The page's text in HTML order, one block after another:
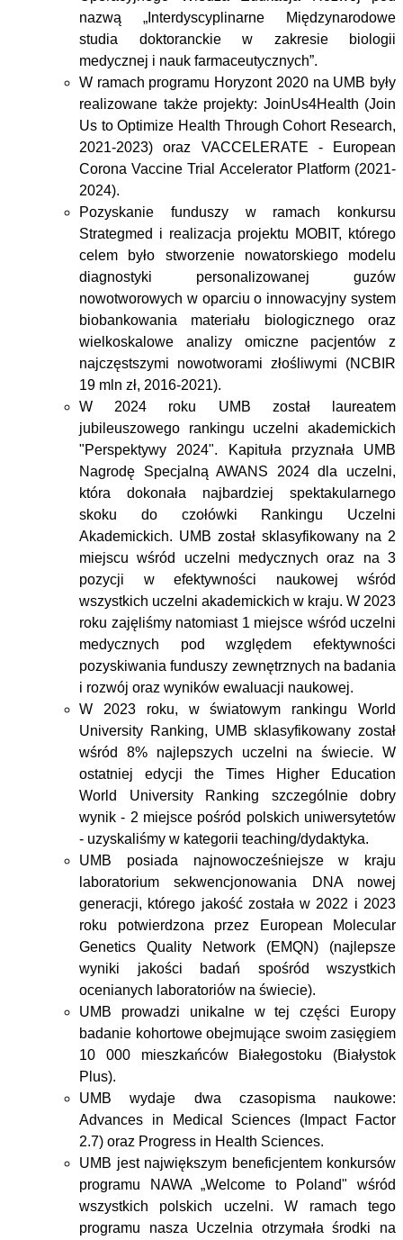
nazwą „Interdyscyplinarne Międzynarodowe
studia doktoranckie w zakresie biologii
medycznej i nauk farmaceutycznych”.
W ramach programu Horyzont 2020 na UMB były
realizowane także projekty: JoinUs4Health (Join
Us to Optimize Health Through Cohort Research,
2021-2023) oraz VACCELERATE - European
Corona Vaccine Trial Accelerator Platform (2021-
2024).
Pozyskanie funduszy w ramach konkursu
Strategmed i realizacja projektu MOBIT, którego
celem było stworzenie nowatorskiego modelu
diagnostyki personalizowanej guzów
nowotworowych w oparciu o innowacyjny system
biobankowania materiału biologicznego oraz
wielkoskalowe analizy omiczne pacjentów z
najczęstszymi nowotworami złośliwymi (NCBIR
19 mln zł, 2016-2021).
W 2024 roku UMB został laureatem
jubileuszowego rankingu uczelni akademickich
"Perspektywy 2024". Kapituła przyznała UMB
Nagrodę Specjalną AWANS 2024 dla uczelni,
która dokonała najbardziej spektakularnego
skoku do czołówki Rankingu Uczelni
Akademickich. UMB został sklasyfikowany na 2
miejscu wśród uczelni medycznych oraz na 3
pozycji w efektywności naukowej wśród
wszystkich uczelni akademickich w kraju. W 2023
roku zajęliśmy natomiast 1 miejsce wśród uczelni
medycznych pod względem efektywności
pozyskiwania funduszy zewnętrznych na badania
i rozwój oraz wyników ewaluacji naukowej.
W 2023 roku, w światowym rankingu World
University Ranking, UMB sklasyfikowany został
wśród 8% najlepszych uczelni na świecie. W
ostatniej edycji the Times Higher Education
World University Ranking szczególnie dobry
wynik - 2 miejsce pośród polskich uniwersytetów
- uzyskaliśmy w kategorii teaching/dydaktyka.
UMB posiada najnowocześniejsze w kraju
laboratorium sekwencjonowania DNA nowej
generacji, którego jakość została w 2022 i 2023
roku potwierdzona przez European Molecular
Genetics Quality Network (EMQN) (najlepsze
wyniki jakości badań spośród wszystkich
ocenianych laboratoriów na świecie).
UMB prowadzi unikalne w tej części Europy
badanie kohortowe obejmujące swoim zasięgiem
10 000 mieszkańców Białegostoku (Białystok
Plus).
UMB wydaje dwa czasopisma naukowe:
Advances in Medical Sciences (Impact Factor
2.7) oraz Progress in Health Sciences.
UMB jest największym beneficjentem konkursów
programu NAWA „Welcome to Poland" wśród
wszystkich polskich uczelni. W ramach tego
programu nasza Uczelnia otrzymała środki na